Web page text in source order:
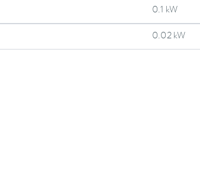
0.1 kW
0.02 kW